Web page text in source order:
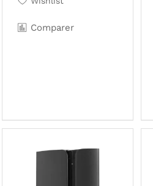
Comparer